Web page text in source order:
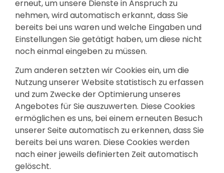
erneut, um unsere Dienste in Anspruch zu
nehmen, wird automatisch erkannt, dass Sie
bereits bei uns waren und welche Eingaben und
Einstellungen Sie getätigt haben, um diese nicht
noch einmal eingeben zu müssen.
Zum anderen setzten wir Cookies ein, um die
Nutzung unserer Website statistisch zu erfassen
und zum Zwecke der Optimierung unseres
Angebotes für Sie auszuwerten. Diese Cookies
ermöglichen es uns, bei einem erneuten Besuch
unserer Seite automatisch zu erkennen, dass Sie
bereits bei uns waren. Diese Cookies werden
nach einer jeweils definierten Zeit automatisch
gelöscht.